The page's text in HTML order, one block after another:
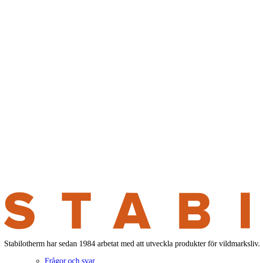
Stabilotherm har sedan 1984 arbetat med att utveckla produkter för vildmarksliv.
Frågor och svar